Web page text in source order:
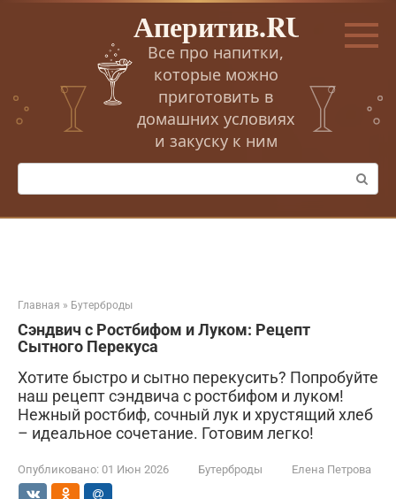
Перейти
Аперитив.RU
Все про напитки,
которые можно
приготовить в
домашних условиях
и закуску к ним
Поиск:
Главная » Бутерброды
Сэндвич с Ростбифом и Луком: Рецепт
Сытного Перекуса
Хотите быстро и сытно перекусить? Попробуйте
наш рецепт сэндвича с ростбифом и луком!
Нежный ростбиф, сочный лук и хрустящий хлеб
– идеальное сочетание. Готовим легко!
Опубликовано: 01 Июн 2026 Бутерброды Елена Петрова